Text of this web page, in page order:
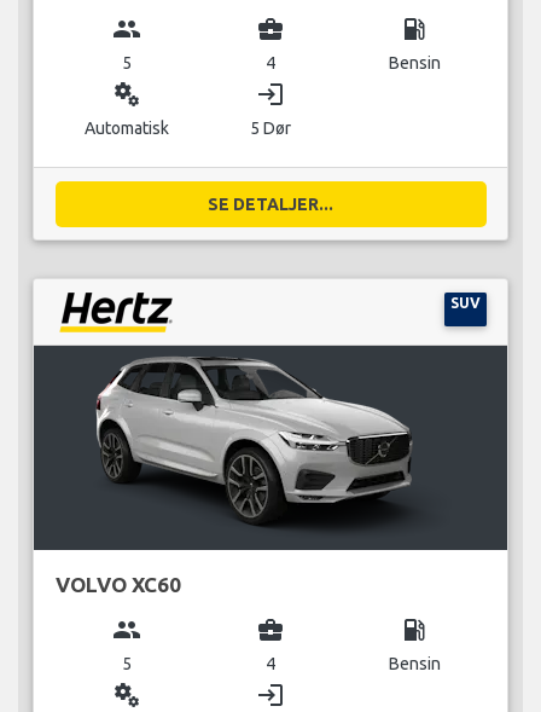
group
5
business_center
4
local_gas_station
Bensin
miscellaneous_services
Automatisk
login
5 Dør
SE DETALJER...
SUV
VOLVO XC60
group
5
business_center
4
local_gas_station
Bensin
miscellaneous_services login